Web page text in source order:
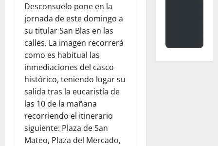
Desconsuelo pone en la
jornada de este domingo a
su titular San Blas en las
calles. La imagen recorrerá
como es habitual las
inmediaciones del casco
histórico, teniendo lugar su
salida tras la eucaristía de
las 10 de la mañana
recorriendo el itinerario
siguiente: Plaza de San
Mateo, Plaza del Mercado,